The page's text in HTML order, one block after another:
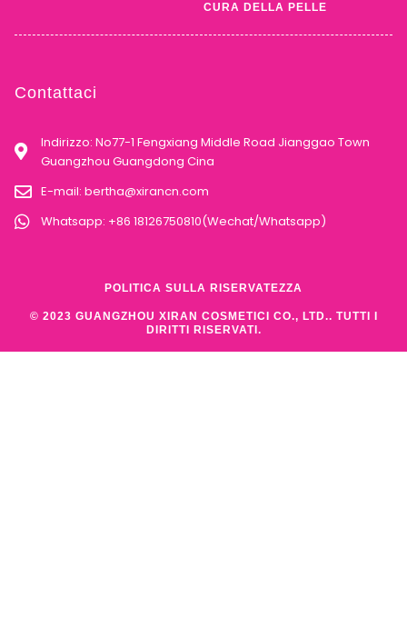
CURA DELLA PELLE
Contattaci
Indirizzo: No77-1 Fengxiang Middle Road Jianggao Town
Guangzhou Guangdong Cina
E-mail: bertha@xirancn.com
Whatsapp: +86 18126750810(Wechat/Whatsapp)
© 2023 GUANGZHOU XIRAN COSMETICI CO., LTD.. TUTTI I
DIRITTI RISERVATI.
POLITICA SULLA RISERVATEZZA